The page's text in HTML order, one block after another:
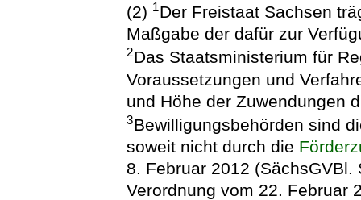
(2) 1Der Freistaat Sachsen
Maßgabe der dafür zur
2Das Staatsministerium für
Voraussetzungen und
und Höhe der Zuwendungen
3Bewilligungsbehörden sind
soweit nicht durch die
8. Februar 2012
Verordnung vom 22. Februar